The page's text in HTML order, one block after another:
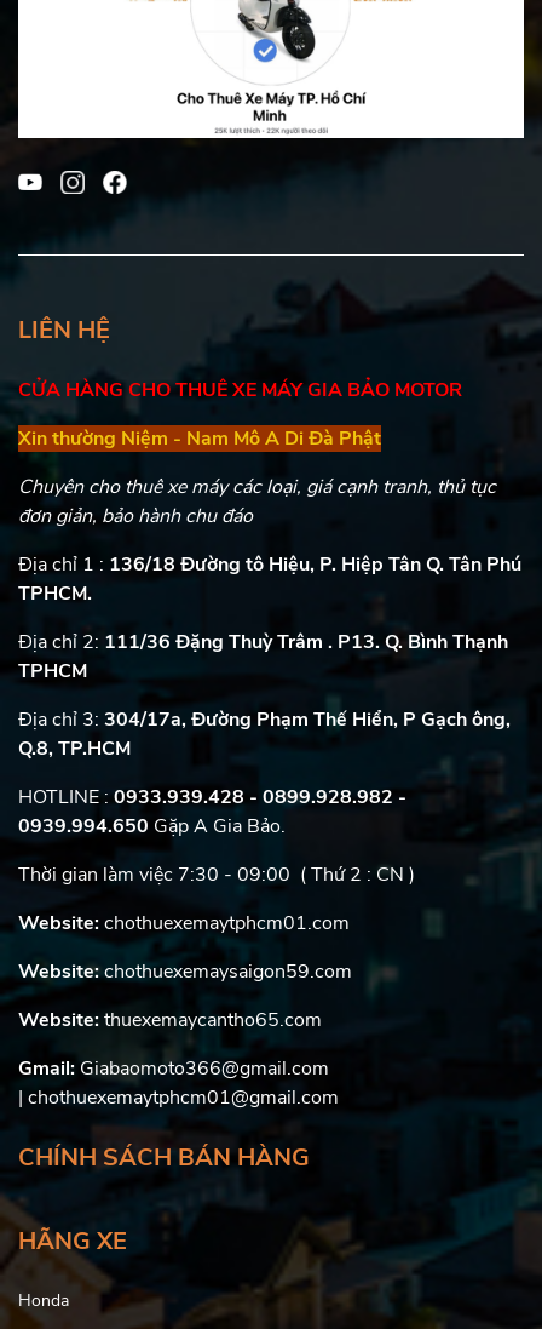
LIÊN HỆ
CỬA HÀNG CHO THUÊ XE MÁY GIA BẢO MOTOR
Xin thường Niệm - Nam Mô A Di Đà Phật
Chuyên cho thuê xe máy các loại, giá cạnh tranh, thủ tục
đơn giản, bảo hành chu đáo
Địa chỉ 1 : 136/18 Đường tô Hiệu, P. Hiệp Tân Q. Tân Phú
TPHCM.
Địa chỉ 2: 111/36 Đặng Thuỳ Trâm . P13. Q. Bình Thạnh
TPHCM
Địa chỉ 3: 304/17a, Đường Phạm Thế Hiển, P Gạch ông,
Q.8, TP.HCM
HOTLINE : 0933.939.428 - 0899.928.982 -
0939.994.650 Gặp A Gia Bảo.
Thời gian làm việc 7:30 - 09:00 ( Thứ 2 : CN )
Website:chothuexemaytphcm01.com
Website:chothuexemaysaigon59.com
Website:thuexemaycantho65.com
Gmail: Giabaomoto366@gmail.com
| chothuexemaytphcm01@gmail.com
CHÍNH SÁCH BÁN HÀNG
HÃNG XE
Honda